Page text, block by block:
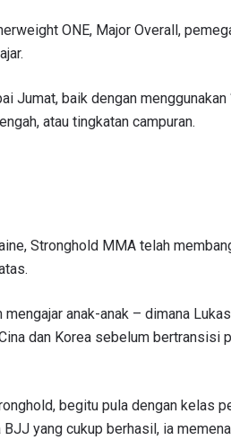
ONE, Major Overall,
Jumat, baik dengan menggunakan
atau tingkatan campuran.
Stronghold MMA telah
anak-anak – dimana
dan Korea sebelum bertransisi
begitu pula dengan kelas
yang cukup berhasil, ia